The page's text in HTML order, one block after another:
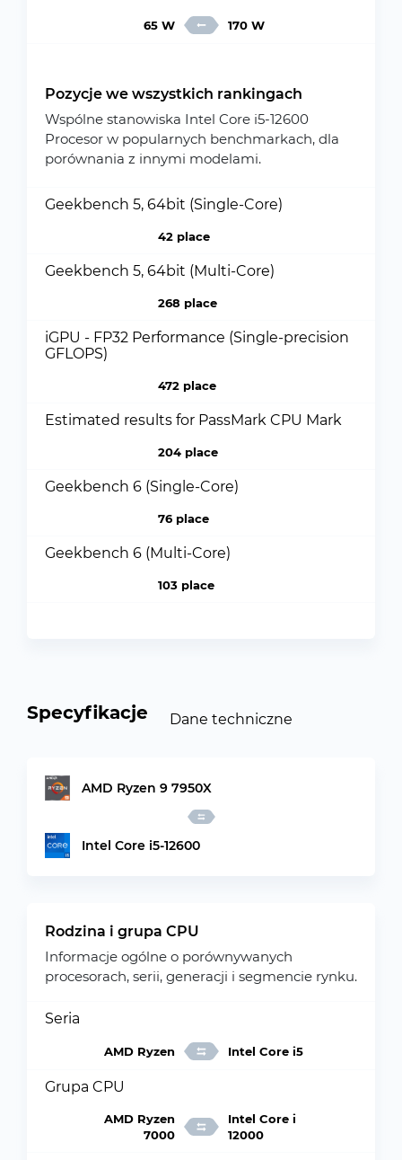
65 W 170 W
Pozycje we wszystkich rankingach
Wspólne stanowiska Intel Core i5-12600
Procesor w popularnych benchmarkach, dla
porównania z innymi modelami.
Geekbench 5, 64bit (Single-Core)
42 place
Geekbench 5, 64bit (Multi-Core)
268 place
iGPU - FP32 Performance (Single-precision
GFLOPS)
472 place
Estimated results for PassMark CPU Mark
204 place
Geekbench 6 (Single-Core)
76 place
Geekbench 6 (Multi-Core)
103 place
Specyfikacje Dane techniczne
AMD Ryzen 9 7950X
Intel Core i5-12600
Rodzina i grupa CPU
Informacje ogólne o porównywanych
procesorach, serii, generacji i segmencie rynku.
Seria
AMD Ryzen Intel Core i5
Grupa CPU
AMD Ryzen
7000
Intel Core i
12000